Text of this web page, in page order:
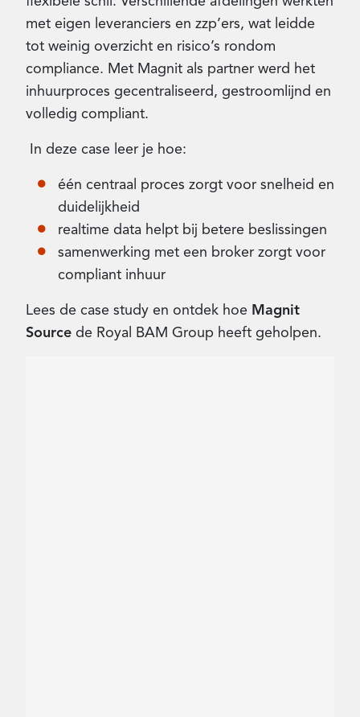
met eigen leveranciers en zzp’ers, wat leidde
tot weinig overzicht en risico’s rondom
compliance. Met Magnit als partner werd het
inhuurproces gecentraliseerd, gestroomlijnd en
volledig compliant.
In deze case leer je hoe:
één centraal proces zorgt voor snelheid en
duidelijkheid
realtime data helpt bij betere beslissingen
samenwerking met een broker zorgt voor
compliant inhuur
Lees de case study en ontdek hoe Magnit
Source de Royal BAM Group heeft geholpen.